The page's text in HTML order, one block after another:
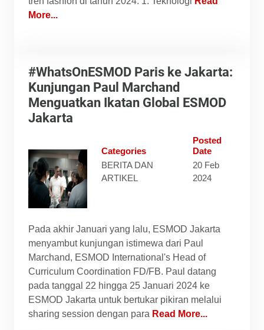
More...
#WhatsOnESMOD Paris ke Jakarta:
Kunjungan Paul Marchand
Menguatkan Ikatan Global ESMOD
Jakarta
Categories
BERITA DAN
ARTIKEL
Posted
Date
20 Feb
2024
Pada akhir Januari yang lalu, ESMOD Jakarta
menyambut kunjungan istimewa dari Paul
Marchand, ESMOD International's Head of
Curriculum Coordination FD/FB. Paul datang
pada tanggal 22 hingga 25 Januari 2024 ke
ESMOD Jakarta untuk bertukar pikiran melalui
sharing session dengan para Read More...